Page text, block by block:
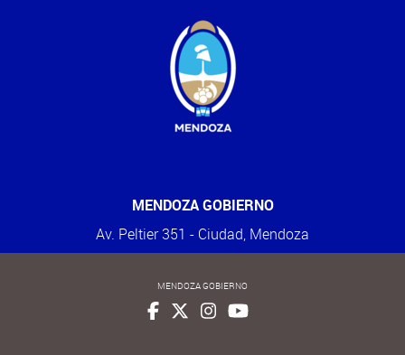
MENDOZA GOBIERNO
Av. Peltier 351 - Ciudad, Mendoza
MENDOZA GOBIERNO